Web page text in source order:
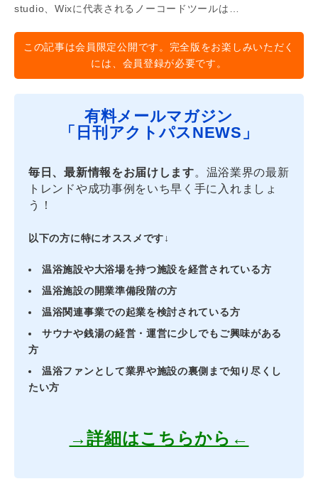
studio、Wixに代表されるノーコードツールは…
この記事は会員限定公開です。完全版をお楽しみいただく
には、会員登録が必要です。
有料メールマガジン
「日刊アクトパスNEWS」
毎日、最新情報をお届けします。温浴業界の最新
トレンドや成功事例をいち早く手に入れましょ
う！
以下の方に特にオススメです↓
温浴施設や大浴場を持つ施設を経営されている方
温浴施設の開業準備段階の方
温浴関連事業での起業を検討されている方
サウナや銭湯の経営・運営に少しでもご興味がある
方
温浴ファンとして業界や施設の裏側まで知り尽くし
たい方
→詳細はこちらから←